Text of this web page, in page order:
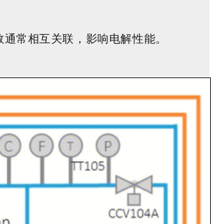
常相互关联，影响电解性能。